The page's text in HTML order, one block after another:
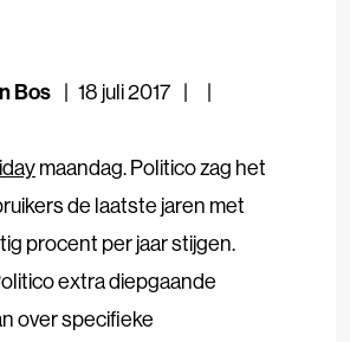
Bos 18 juli 2017
maandag. Politico zag het
de laatste jaren met
procent per jaar stijgen.
extra diepgaande
over specifieke